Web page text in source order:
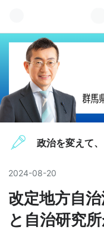
政治を変えて
2024-08-20
改定地方自
と自治研究